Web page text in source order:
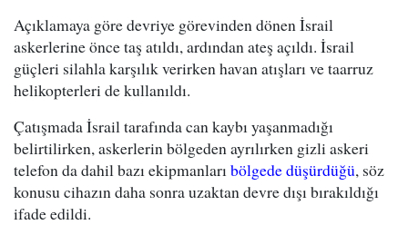
Açıklamaya göre devriye görevinden dönen İsrail
askerlerine önce taş atıldı, ardından ateş açıldı. İsrail
güçleri silahla karşılık verirken havan atışları ve taarruz
helikopterleri de kullanıldı.
Çatışmada İsrail tarafında can kaybı yaşanmadığı
belirtilirken, askerlerin bölgeden ayrılırken gizli askeri
telefon da dahil bazı ekipmanlarıbölgede düşürdüğü, söz
konusu cihazın daha sonra uzaktan devre dışı bırakıldığı
ifade edildi.